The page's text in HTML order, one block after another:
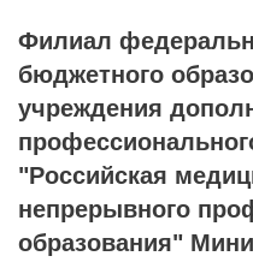
Филиал
бюджетного
учреждения
"Российская
непрерывного
образования"